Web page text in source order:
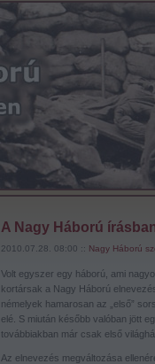
A Nagy Háború
2010.07.28. 08:00 :: Nagy Háború
Volt egyszer egy háború, ami
kortársak a Nagy Háború
némelyek hamarosan az „első”
elé. S miután később valóban jött
továbbiakban már csak első
Az elnevezés megváltozása